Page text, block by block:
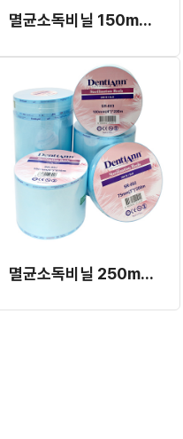
멸균소독비닐 150mm x 200m (롤)
멸균소독비닐 250mm x 200m (롤)